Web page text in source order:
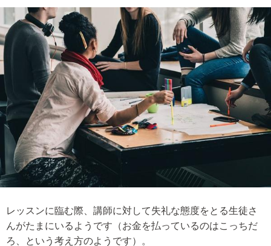
レッスンに臨む際、講師に対して失礼な態度をとる生徒さ
んがたまにいるようです（お金を払っているのはこっちだ
ろ、という考え方のようです）。